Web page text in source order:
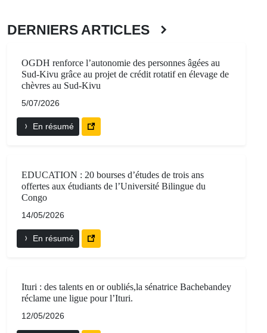
DERNIERS ARTICLES
OGDH renforce l’autonomie des personnes âgées au
Sud-Kivu grâce au projet de crédit rotatif en élevage de
chèvres au Sud-Kivu
5/07/2026
En résumé
EDUCATION : 20 bourses d’études de trois ans
offertes aux étudiants de l’Université Bilingue du
Congo
14/05/2026
En résumé
Ituri : des talents en or oubliés,la sénatrice Bachebandey
réclame une ligue pour l’Ituri.
12/05/2026